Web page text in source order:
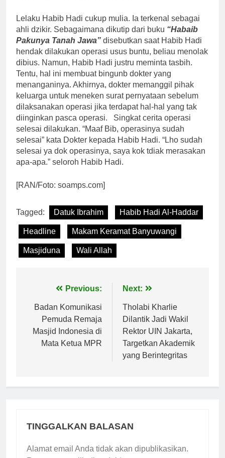
Lelaku Habib Hadi cukup mulia. Ia terkenal sebagai
ahli dzikir. Sebagaimana dikutip dari buku “Habaib
Pakunya Tanah Jawa” disebutkan saat Habib Hadi
hendak dilakukan operasi usus buntu, beliau menolak
dibius. Namun, Habib Hadi justru meminta tasbih.
Tentu, hal ini membuat bingunb dokter yang
menanganinya. Akhirnya, dokter memanggil pihak
keluarga untuk meneken surat pernyataan sebelum
dilaksanakan operasi jika terdapat hal-hal yang tak
diinginkan pasca operasi. Singkat cerita operasi
selesai dilakukan. “Maaf Bib, operasinya sudah
selesai” kata Dokter kepada Habib Hadi. “Lho sudah
selesai ya dok operasinya, saya kok tdiak merasakan
apa-apa.” seloroh Habib Hadi.
[RAN/Foto: soamps.com]
Tagged: Datuk Ibrahim Habib Hadi Al-Haddar
Headline Makam Keramat Banyuwangi
Masjiduna Wali Allah
Navigasi
pos
Previous:
Badan Komunikasi
Pemuda Remaja
Masjid Indonesia di
Mata Ketua MPR
Next:
Tholabi Kharlie
Dilantik Jadi Wakil
Rektor UIN Jakarta,
Targetkan Akademik
yang Berintegritas
TINGGALKAN BALASAN
Alamat email Anda tidak akan dipublikasikan.